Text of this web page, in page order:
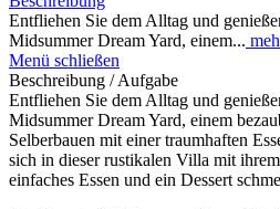
Entfliehen Sie dem Alltag und
Midsummer Dream Yard, einem...
Menü schließen
Beschreibung / Aufgabe
Entfliehen Sie dem Alltag und
Midsummer Dream Yard, einem
Selberbauen mit einer traumhaften
sich in dieser rustikalen Villa mit
einfaches Essen und ein Dessert